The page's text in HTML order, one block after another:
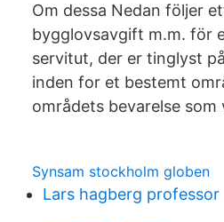
Om dessa Nedan följer
bygglovsavgift m.m. för
servitut, der er tinglyst
inden for et bestemt
områdets bevarelse som
Synsam stockholm globen
Lars hagberg professor